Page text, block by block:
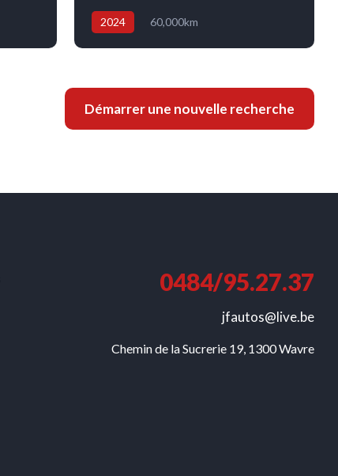
2024
60,000km
Démarrer une nouvelle recherche
0484/95.27.37
jfautos@live.be
Chemin de la Sucrerie 19, 1300 Wavre